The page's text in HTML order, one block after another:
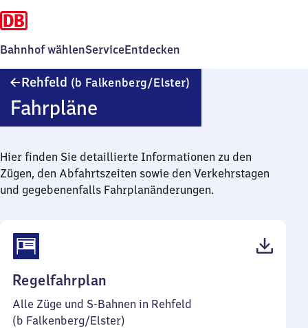
Bahnhof wählenServiceEntdecken
Rehfeld (b Falkenberg/​Elster)
Fahrpläne
Hier finden Sie detaillierte Informationen zu den
Zügen, den Abfahrtszeiten sowie den Verkehrstagen
und gegebenenfalls Fahrplanänderungen.
Regelfahrplan
38
Kilobyte)
Alle Züge und S-Bahnen in Rehfeld
(b Falkenberg/​Elster)